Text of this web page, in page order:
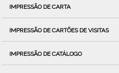
IMPRESSÃO DE CARTA
IMPRESSÃO DE CARTÕES DE VISITAS
IMPRESSÃO DE CATÁLOGO